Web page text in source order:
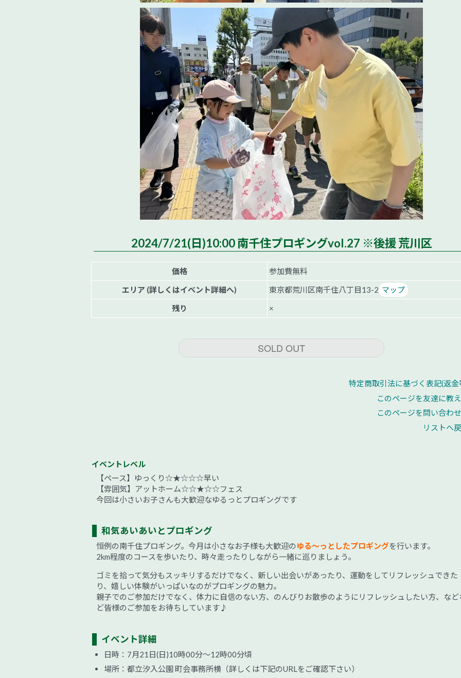
2024/7/21(日)10:00 南千住プロギングvol.27 ※後援 荒川区
価格
参加費無料
エリア (詳しくはイベント詳細へ)
東京都荒川区南千住八丁目13-2 マップ
残り
×
SOLD OUT
特定商取引法に基づく表記(返金
このページを友達に教
このページを問い合わ
リストへ
イベントレベル
【ペース】ゆっくり☆★☆☆☆早い
【雰囲気】アットホーム☆☆★☆☆フェス
今回は小さいお子さんも大歓迎なゆるっとプロギングです
和気あいあいとプロギング
恒例の南千住プロギング。今月は小さなお子様も大歓迎の ゆる～っとしたプロギングを行います。
2km程度のコースを歩いたり、時々走ったりしながら一緒に巡りましょう。
ゴミを拾って気分もスッキリするだけでなく、新しい出会いがあったり、運動をしてリフレッシュできた
り、嬉しい体験がいっぱいなのがプロギングの魅力。
親子でのご参加だけでなく、体力に自信のない方、のんびりお散歩のようにリフレッシュしたい方、など
ど皆様のご参加をお待ちしています♪
イベント詳細
日時：7月21日(日)10時00分～12時00分頃
場所：都立汐入公園 町会事務所横（詳しくは下記のURLをご確認下さい）